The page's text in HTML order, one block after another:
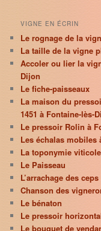
VIGNE EN ÉCRIN
Le rognage de la
La taille de la vigne
Accoler ou lier la
Dijon
Le fiche-paisseaux
La maison du
1451 à Fontaine-lès-
Le pressoir Rolin à
Les échalas mobiles
La toponymie
Le Paisseau
L’arrachage des ceps
Chanson des
Le bénaton
Le pressoir
Le bouquet de